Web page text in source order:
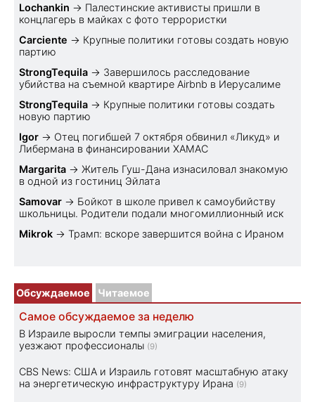
Lochankin → Палестинские активисты пришли в
концлагерь в майках с фото террористки
Carciente → Крупные политики готовы создать новую
партию
StrongTequila → Завершилось расследование
убийства на съемной квартире Airbnb в Иерусалиме
StrongTequila → Крупные политики готовы создать
новую партию
Igor → Отец погибшей 7 октября обвинил «Ликуд» и
Либермана в финансировании ХАМАС
Margarita → Житель Гуш-Дана изнасиловал знакомую
в одной из гостиниц Эйлата
Samovar → Бойкот в школе привел к самоубийству
школьницы. Родители подали многомиллионный иск
Mikrok → Трамп: вскоре завершится война с Ираном
Обсуждаемое Читаемое
Самое обсуждаемое за неделю
В Израиле выросли темпы эмиграции населения,
уезжают профессионалы (9)
CBS News: США и Израиль готовят масштабную атаку
на энергетическую инфраструктуру Ирана (9)